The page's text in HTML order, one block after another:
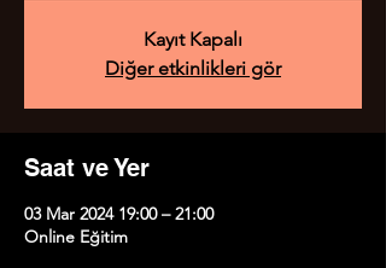
Kayıt Kapalı
Diğer etkinlikleri gör
Saat ve Yer
03 Mar 2024 19:00 – 21:00
Online Eğitim